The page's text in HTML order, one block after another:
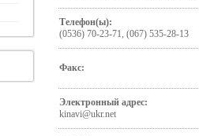
Телефон(ы):
(0536) 70-23-71, (067) 535-28-13
Факс:
Электронный адрес:
kinavi@ukr.net